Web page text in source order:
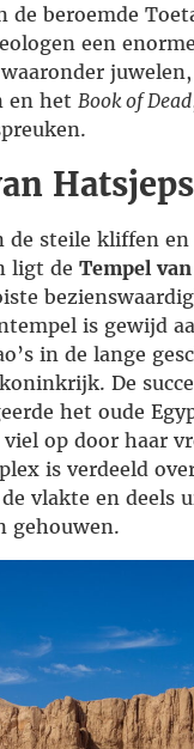
de beroemde
een
juwelen,
en het Book of Dead
de steile kliffen
ligt de Tempel
is gewijd
in de lange
De
het oude
viel op door haar
is verdeeld
vlakte en deels
gehouwen.